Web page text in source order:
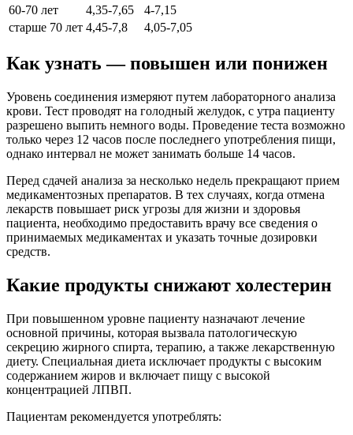
60-70 лет
4,35-7,65
4-7,15
старше 70 лет 4,45-7,8 4,05-7,05
Как узнать — повышен или понижен
Уровень соединения измеряют путем лабораторного анализа
крови. Тест проводят на голодный желудок, с утра пациенту
разрешено выпить немного воды. Проведение теста возможно
только через 12 часов после последнего употребления пищи,
однако интервал не может занимать больше 14 часов.
Перед сдачей анализа за несколько недель прекращают прием
медикаментозных препаратов. В тех случаях, когда отмена
лекарств повышает риск угрозы для жизни и здоровья
пациента, необходимо предоставить врачу все сведения о
принимаемых медикаментах и указать точные дозировки
средств.
Какие продукты снижают холестерин
При повышенном уровне пациенту назначают лечение
основной причины, которая вызвала патологическую
секрецию жирного спирта, терапию, а также лекарственную
диету. Специальная диета исключает продукты с высоким
содержанием жиров и включает пищу с высокой
концентрацией ЛПВП.
Пациентам рекомендуется употреблять: